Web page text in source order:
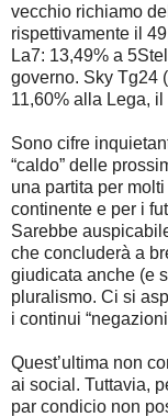
vecchio richiamo
rispettivamente il
La7: 13,49% a
governo. Sky Tg24
11,60% alla Lega, il
Sono cifre
“caldo” delle
una partita per
continente e per i
Sarebbe
che concluderà a
giudicata anche (e
pluralismo. Ci si
i continui
Quest’ultima non
ai social. Tuttavia,
par condicio non